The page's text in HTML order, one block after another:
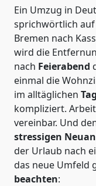
Ein Umzug in
sprichwörtlich auf
Bremen nach
wird die
nach Feierabend
einmal die
im alltäglichen
kompliziert.
vereinbar. Und
stressigen
der Urlaub nach
das neue Umfeld
beachten: